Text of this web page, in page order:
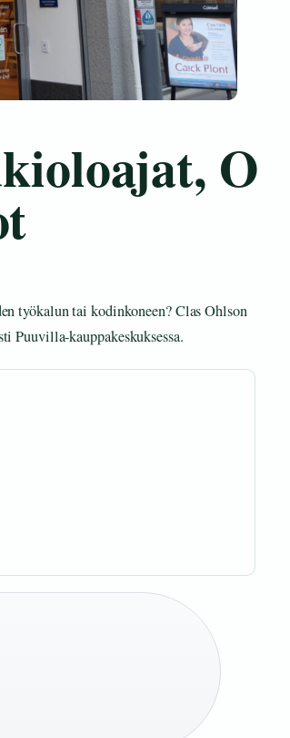
O
työkalun tai kodinkoneen? Clas Ohlson
Puuvilla-kauppakeskuksessa.